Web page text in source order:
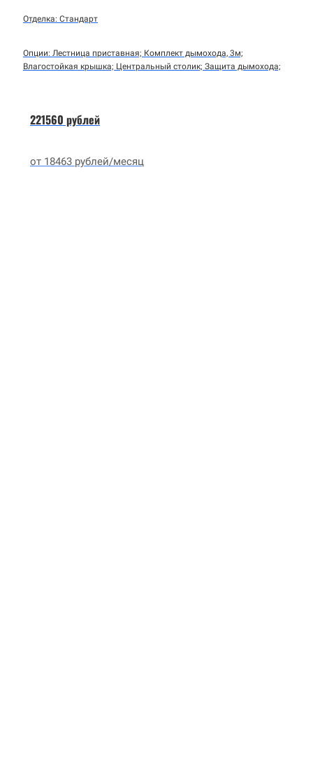
Отделка: Стандарт
Опции: Лестница приставная; Комплект дымохода, 3м;
Влагостойкая крышка; Центральный столик; Защита дымохода;
221560 рублей
от 18463 рублей/месяц